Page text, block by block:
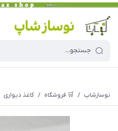
نوسازشاپ / 🛒 فروشگاه / کاغذ دیواری